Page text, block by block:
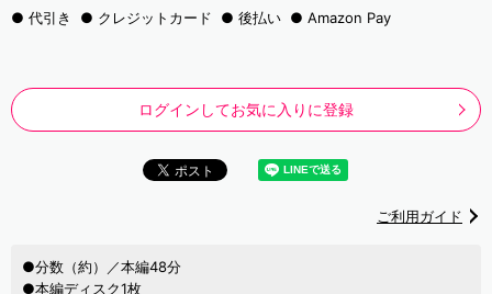
代引き
クレジットカード 後払い Amazon Pay
ログインしてお気に入りに登録
ご利用ガイド
●分数（約）／本編48分
●本編ディスク1枚